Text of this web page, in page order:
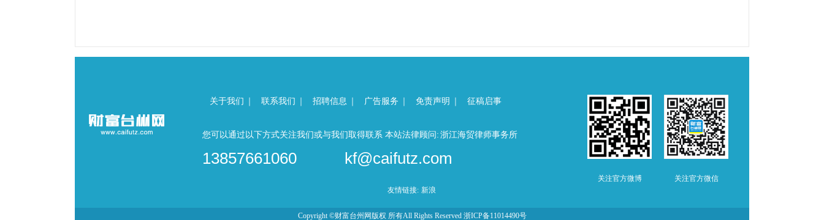
关于我们 联系我们 招聘信息 广告服务 免责声明 征稿启事
您可以通过以下方式关注我们或与我们取得联系 本站法律顾问: 浙江海贸律师事务所
13857661060 kf@caifutz.com
关注官方微博
关注官方微信
友情链接: 新浪
Copyright ©财富台州网版权 所有All Rights Reserved 浙ICP备11014490号